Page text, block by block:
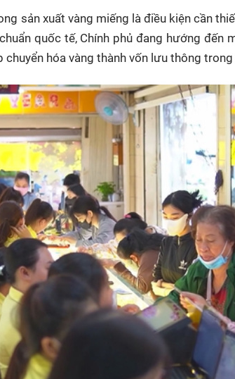
sản xuất vàng miếng là điều kiện cần
quốc tế, Chính phủ đang hướng đến
chuyển hóa vàng thành vốn lưu thông trong